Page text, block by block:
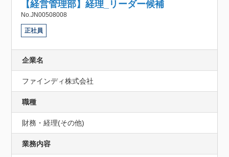
【経営管理部】経理_リーダー候補
No.JN00508008
正社員
企業名
ファインディ株式会社
職種
財務・経理(その他)
業務内容